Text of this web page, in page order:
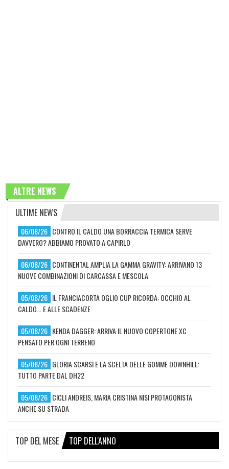
ALTRE NEWS
ULTIME NEWS
06/08/26 CONTRO IL CALDO UNA BORRACCIA TERMICA SERVE
DAVVERO? ABBIAMO PROVATO A CAPIRLO
06/08/26 CONTINENTAL AMPLIA LA GAMMA GRAVITY: ARRIVANO 13
NUOVE COMBINAZIONI DI CARCASSA E MESCOLA
05/08/26 IL FRANCIACORTA OGLIO CUP RICORDA: OCCHIO AL
CALDO... E ALLE SCADENZE
05/08/26 KENDA DAGGER: ARRIVA IL NUOVO COPERTONE XC
PENSATO PER OGNI TERRENO
05/08/26 GLORIA SCARSI E LA SCELTA DELLE GOMME DOWNHILL:
TUTTO PARTE DAL DH22
05/08/26 CICLI ANDREIS, MARIA CRISTINA NISI PROTAGONISTA
ANCHE SU STRADA
TOP DEL MESE TOP DELL'ANNO